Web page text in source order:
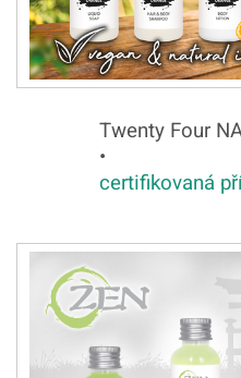
Twenty Four
•
certifikovaná